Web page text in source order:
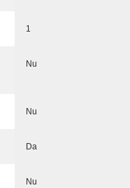
1
Nu
Nu
Da
Nu